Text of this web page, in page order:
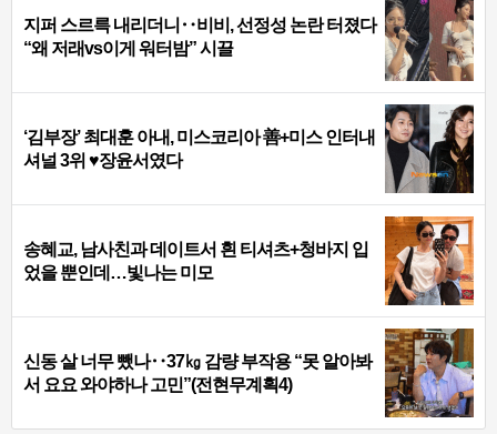
지퍼 스르륵 내리더니‥비비, 선정성 논란 터졌다
“왜 저래vs이게 워터밤” 시끌
‘김부장’ 최대훈 아내, 미스코리아 善+미스 인터내
셔널 3위 ♥장윤서였다
송혜교, 남사친과 데이트서 흰 티셔츠+청바지 입
었을 뿐인데…빛나는 미모
신동 살 너무 뺐나‥37㎏ 감량 부작용 “못 알아봐
서 요요 와야하나 고민”(전현무계획4)